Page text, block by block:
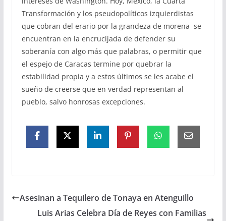
Transformación y los pseudopolíticos izquierdistas
que cobran del erario por la grandeza de morena se
encuentran en la encrucijada de defender su
soberanía con algo más que palabras, o permitir que
el espejo de Caracas termine por quebrar la
estabilidad propia y a estos últimos se les acabe el
sueño de creerse que en verdad representan al
pueblo, salvo honrosas excepciones.
Asesinan a Tequilero de Tonaya en Atenguillo
Luis Arias Celebra Día de Reyes con Familias